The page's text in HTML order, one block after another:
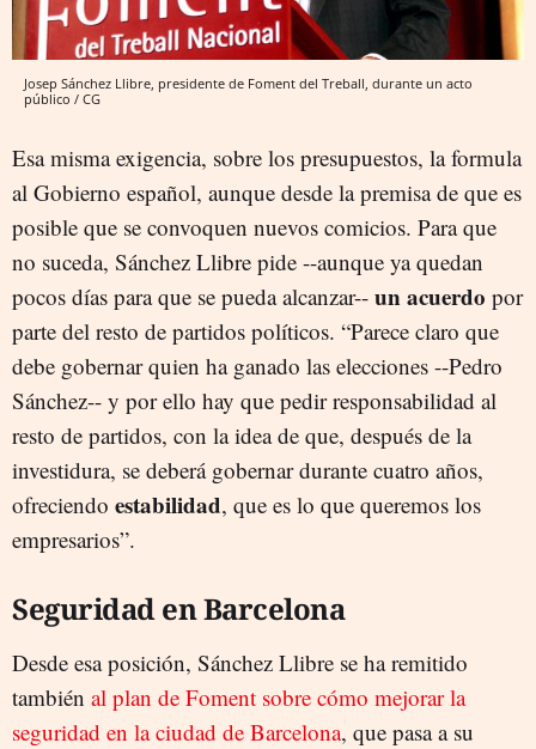
Josep Sánchez Llibre, presidente de Foment del Treball, durante un acto
público / CG
Esa misma exigencia, sobre los presupuestos, la formula
al Gobierno español, aunque desde la premisa de que es
posible que se convoquen nuevos comicios. Para que
no suceda, Sánchez Llibre pide --aunque ya quedan
pocos días para que se pueda alcanzar-- un acuerdo por
parte del resto de partidos políticos. “Parece claro que
debe gobernar quien ha ganado las elecciones --Pedro
Sánchez-- y por ello hay que pedir responsabilidad al
resto de partidos, con la idea de que, después de la
investidura, se deberá gobernar durante cuatro años,
ofreciendo estabilidad, que es lo que queremos los
empresarios”.
Seguridad en Barcelona
Desde esa posición, Sánchez Llibre se ha remitido
también al plan de Foment sobre cómo mejorar la
seguridad en la ciudad de Barcelona, que pasa a su